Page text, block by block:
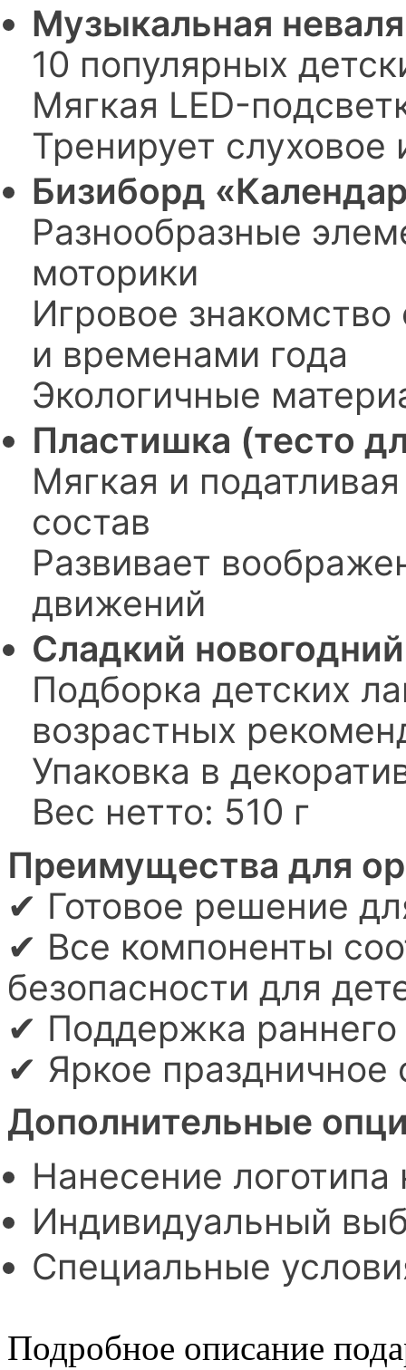
Музыкальная
10 популярных
Мягкая LED-
Тренирует слуховое
Бизиборд
Разнообразные
моторики
Игровое
и временами года
Экологичные
Пластишка (тесто
Мягкая и
состав
Развивает
движений
Сладкий
Подборка детских
возрастных
Упаковка в
Вес нетто: 510 г
Преимущества для
✔ Готовое решение
✔ Все компоненты
безопасности для
✔ Поддержка раннего
✔ Яркое
Дополнительные
Нанесение
Индивидуальный
Специальные
Подробное описание